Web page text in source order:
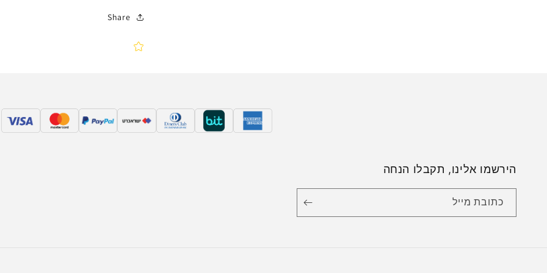
Share
הירשמו אלינו, תקבלו הנחה
כתובת מייל